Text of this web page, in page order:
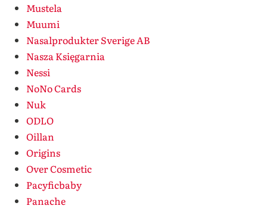
Mustela
Muumi
Nasalprodukter Sverige AB
Nasza Księgarnia
Nessi
NoNo Cards
Nuk
ODLO
Oillan
Origins
Over Cosmetic
Pacyficbaby
Panache